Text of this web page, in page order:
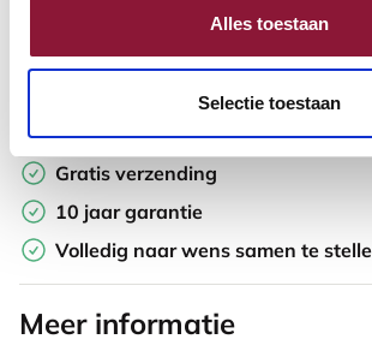
Alles toestaan
Selectie toestaan
Toevoegen aan vergelijker
Laagste Prijsgarantie
Gratis verzending
10 jaar garantie
Volledig naar wens samen te
Meer informatie